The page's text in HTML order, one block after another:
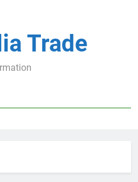
Trade